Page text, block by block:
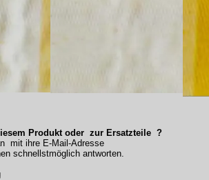
Produkt oder zur Ersatzteile ?
mit ihre E-Mail-Adresse
schnellstmöglich antworten.